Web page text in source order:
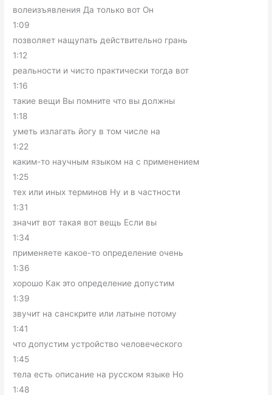
волеизъявления Да только вот Он
1:09
позволяет нащупать действительно грань
1:12
реальности и чисто практически тогда вот
1:16
такие вещи Вы помните что вы должны
1:18
уметь излагать йогу в том числе на
1:22
каким-то научным языком на с применением
1:25
тех или иных терминов Ну и в частности
1:31
значит вот такая вот вещь Если вы
1:34
применяете какое-то определение очень
1:36
хорошо Как это определение допустим
1:39
звучит на санскрите или латыне потому
1:41
что допустим устройство человеческого
1:45
тела есть описание на русском языке Но
1:48